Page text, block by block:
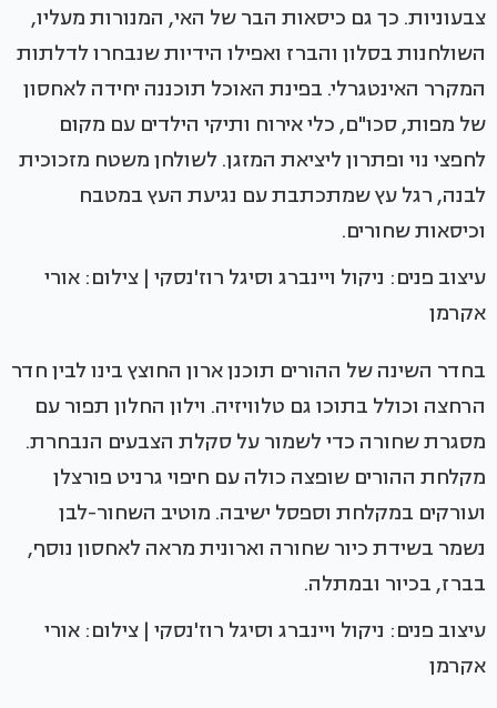
צבעוניות. כך גם כיסאות הבר של האי, המנורות מעליו,
השולחנות בסלון והברז ואפילו הידיות שנבחרו לדלתות
המקרר האינטגרלי. בפינת האוכל תוכננה יחידה לאחסון
של מפות, סכו"ם, כלי אירוח ותיקי הילדים עם מקום
לחפצי נוי ופתרון ליציאת המזגן. לשולחן משטח מזכוכית
לבנה, רגל עץ שמתכתבת עם נגיעת העץ במטבח
וכיסאות שחורים.
עיצוב פנים: ניקול ויינברג וסיגל רוז'נסקי | צילום: אורי
אקרמן
בחדר השינה של ההורים תוכנן ארון החוצץ בינו לבין חדר
הרחצה וכולל בתוכו גם טלוויזיה. וילון החלון תפור עם
מסגרת שחורה כדי לשמור על סקלת הצבעים הנבחרת.
מקלחת ההורים שופצה כולה עם חיפוי גרניט פורצלן
ועורקים במקלחת וספסל ישיבה. מוטיב השחור-לבן
נשמר בשידת כיור שחורה וארונית מראה לאחסון נוסף,
בברז, בכיור ובמתלה.
עיצוב פנים: ניקול ויינברג וסיגל רוז'נסקי | צילום: אורי
אקרמן